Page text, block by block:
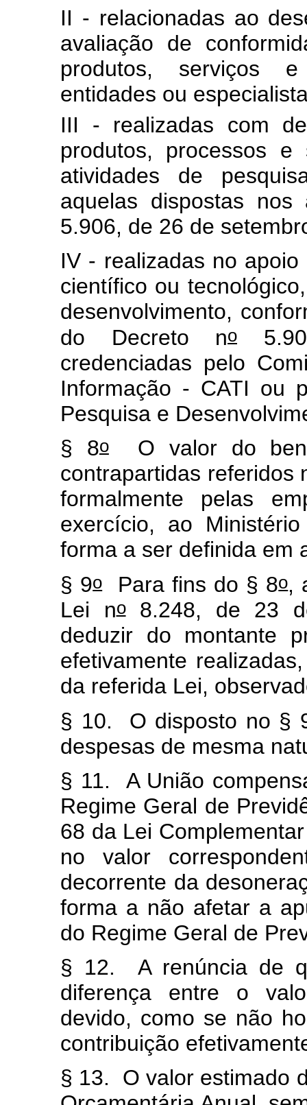
II - relacionadas ao
avaliação de
produtos, serviços
entidades ou
III - realizadas com
produtos, processos e
atividades de
aquelas dispostas
5.906, de 26 de
IV - realizadas no
científico ou
desenvolvimento,
do Decreto no
credenciadas pelo
Informação - CATI ou
Pesquisa e
§ 8oO valor do
contrapartidas referidos
formalmente pelas
exercício, ao
forma a ser definida em
§ 9oPara fins do § 8o,
Lei no8.248, de 23
deduzir do montante
efetivamente
da referida Lei,
§ 10. O disposto no §
despesas de mesma
§ 11. A União
Regime Geral de
68 da Lei
no valor
decorrente da
forma a não afetar a
do Regime Geral de
§ 12. A renúncia de
diferença entre o
devido, como se não
contribuição
§ 13. O valor estimado